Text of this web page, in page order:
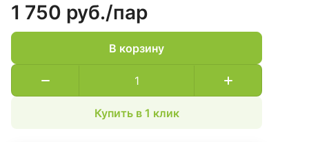
1 750 руб./пар
В корзину
Купить в 1 клик